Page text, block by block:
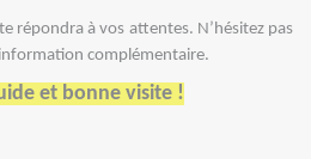
répondra à vos attentes. N’hésitez pas
complémentaire.
et bonne visite !